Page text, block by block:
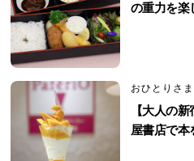
の重力を楽
おひとりさ
【大人の
屋書店で